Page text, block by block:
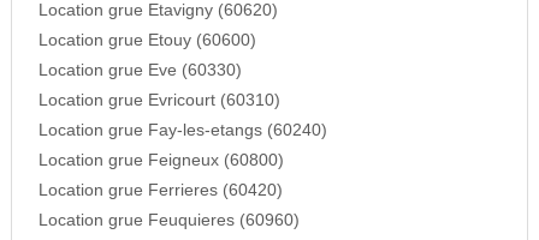
Location grue Etavigny (60620)
Location grue Etouy (60600)
Location grue Eve (60330)
Location grue Evricourt (60310)
Location grue Fay-les-etangs (60240)
Location grue Feigneux (60800)
Location grue Ferrieres (60420)
Location grue Feuquieres (60960)